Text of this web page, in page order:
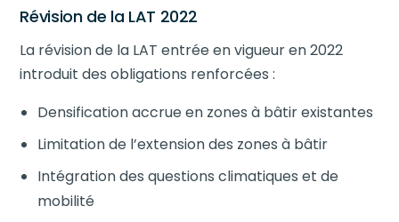
Révision de la LAT 2022
La révision de la LAT entrée en vigueur en 2022
introduit des obligations renforcées :
Densification accrue en zones à bâtir existantes
Limitation de l’extension des zones à bâtir
Intégration des questions climatiques et de
mobilité